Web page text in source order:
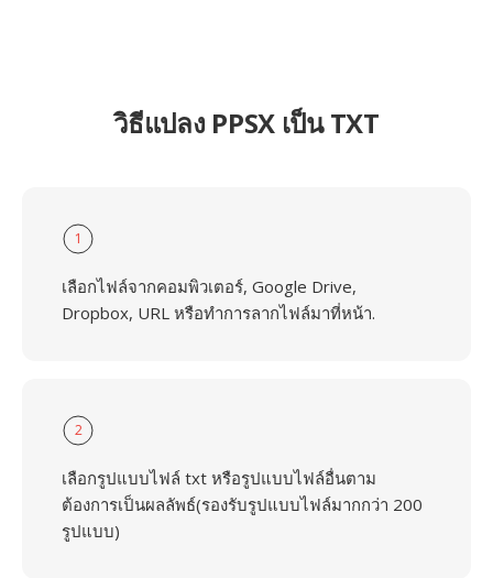
วิธีแปลง PPSX เป็น TXT
1
เลือกไฟล์จากคอมพิวเตอร์, Google Drive,
Dropbox, URL หรือทำการลากไฟล์มาที่หน้า.
2
เลือกรูปแบบไฟล์ txt หรือรูปแบบไฟล์อื่นตาม
ต้องการเป็นผลลัพธ์(รองรับรูปแบบไฟล์มากกว่า 200
รูปแบบ)